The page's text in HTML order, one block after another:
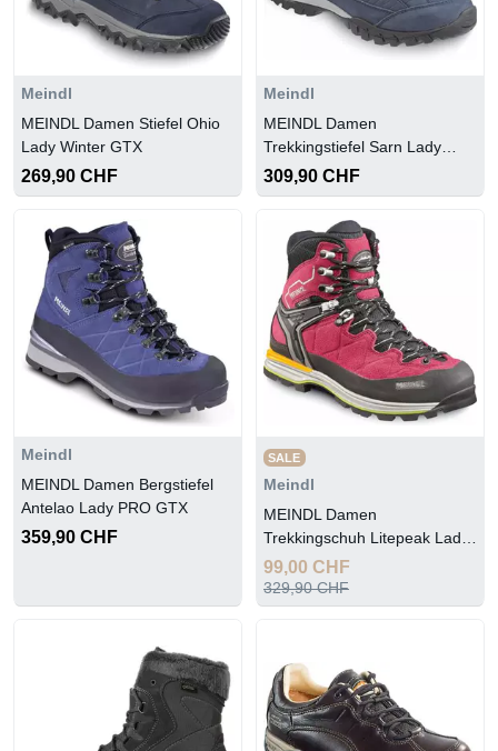
Meindl
MEINDL Damen Stiefel Ohio
Lady Winter GTX
269,90 CHF
Meindl
MEINDL Damen
Trekkingstiefel Sarn Lady
GTX
309,90 CHF
Meindl
MEINDL Damen Bergstiefel
Antelao Lady PRO GTX
359,90 CHF
SALE
Meindl
MEINDL Damen
Trekkingschuh Litepeak Lady
PRO GTX
99,00 CHF
329,90 CHF